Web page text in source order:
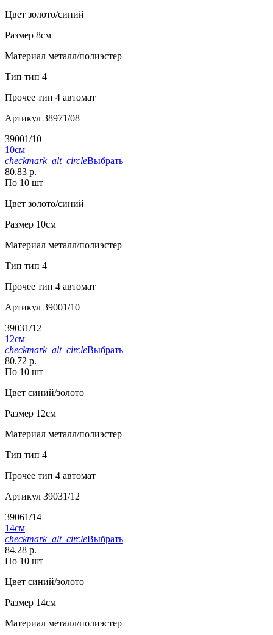
Цвет золото/синий
Размер 8см
Материал металл/полиэстер
Тип тип 4
Прочее тип 4 автомат
Артикул 38971/08
39001/10
10см
checkmark_alt_circleВыбрать
80.83 р.
По 10 шт
Цвет золото/синий
Размер 10см
Материал металл/полиэстер
Тип тип 4
Прочее тип 4 автомат
Артикул 39001/10
39031/12
12см
checkmark_alt_circleВыбрать
80.72 р.
По 10 шт
Цвет синий/золото
Размер 12см
Материал металл/полиэстер
Тип тип 4
Прочее тип 4 автомат
Артикул 39031/12
39061/14
14см
checkmark_alt_circleВыбрать
84.28 р.
По 10 шт
Цвет синий/золото
Размер 14см
Материал металл/полиэстер